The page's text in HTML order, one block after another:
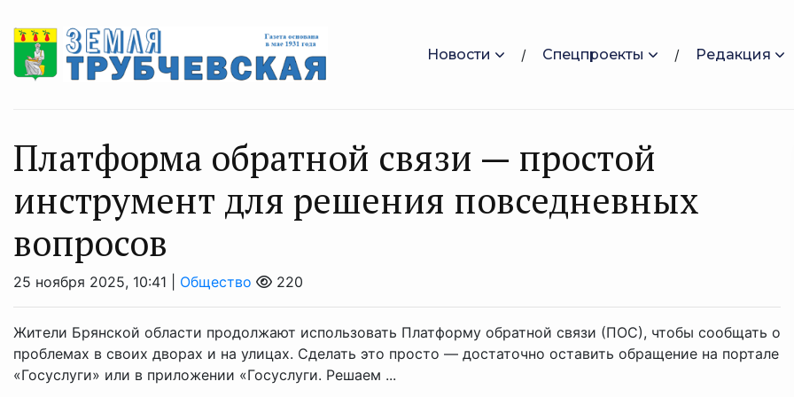
Новости Спецпроекты Редакция
Платформа обратной связи — простой
инструмент для решения повседневных
вопросов
25 ноября 2025, 10:41 | Общество 220
Жители Брянской области продолжают использовать Платформу обратной связи (ПОС), чтобы сообщать о
проблемах в своих дворах и на улицах. Сделать это просто — достаточно оставить обращение на портале
«Госуслуги» или в приложении «Госуслуги. Решаем ...